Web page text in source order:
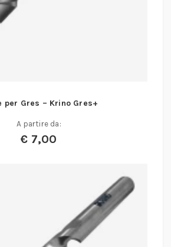
per Gres – Krino Gres+
A partire da:
€ 7,00